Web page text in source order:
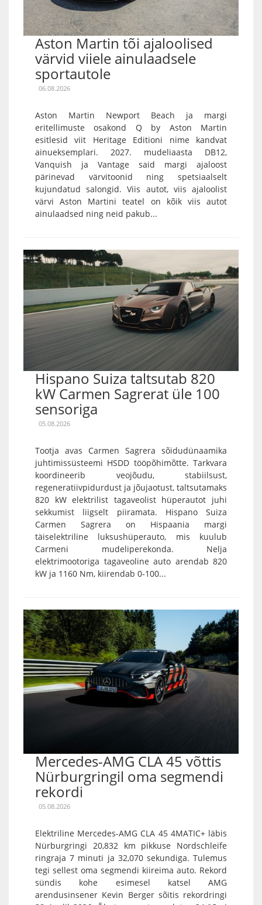
Aston Martin tõi ajaloolised
värvid viiele ainulaadsele
sportautole
06.08.2026
Aston Martin Newport Beach ja margi
eritellimuste osakond Q by Aston Martin
esitlesid viit Heritage Editioni nime kandvat
ainueksemplari. 2027. mudeliaasta DB12,
Vanquish ja Vantage said margi ajaloost
pärinevad värvitoonid ning spetsiaalselt
kujundatud salongid. Viis autot, viis ajaloolist
värvi Aston Martini teatel on kõik viis autot
ainulaadsed ning neid pakub...
Hispano Suiza taltsutab 820
kW Carmen Sagrerat üle 100
sensoriga
05.08.2026
Tootja avas Carmen Sagrera sõidudünaamika
juhtimissüsteemi HSDD tööpõhimõtte. Tarkvara
koordineerib veojõudu, stabiilsust,
regeneratiivpidurdust ja jõujaotust, taltsutamaks
820 kW elektrilist tagaveolist hüperautot juhi
sekkumist liigselt piiramata. Hispano Suiza
Carmen Sagrera on Hispaania margi
täiselektriline luksushüperauto, mis kuulub
Carmeni mudeliperekonda. Nelja
elektrimootoriga tagaveoline auto arendab 820
kW ja 1160 Nm, kiirendab 0-100...
Mercedes-AMG CLA 45 võttis
Nürburgringil oma segmendi
rekordi
05.08.2026
Elektriline Mercedes-AMG CLA 45 4MATIC+ läbis
Nürburgringi 20,832 km pikkuse Nordschleife
ringraja 7 minuti ja 32,070 sekundiga. Tulemus
tegi sellest oma segmendi kiireima auto. Rekord
sündis kohe esimesel katsel AMG
arendusinsener Kevin Berger sõitis rekordringi